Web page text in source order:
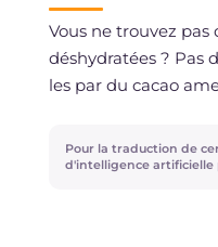
Vous ne trouvez pas
déshydratées ? Pas
les par du cacao
Pour la traduction de
d'intelligence artificielle